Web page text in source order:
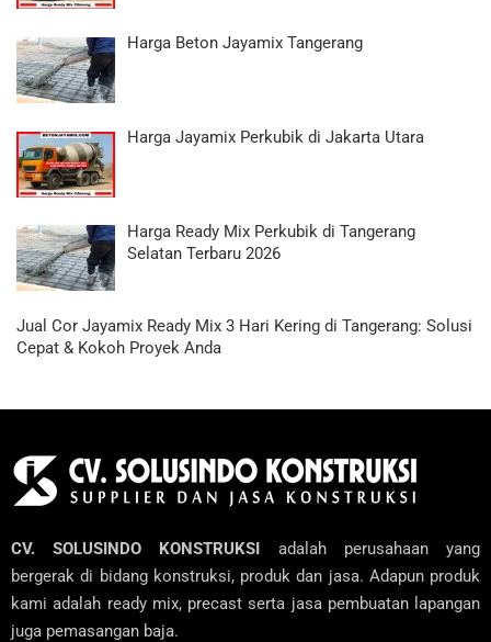
Harga Beton Jayamix Tangerang
Harga Jayamix Perkubik di Jakarta Utara
Harga Ready Mix Perkubik di Tangerang
Selatan Terbaru 2026
Jual Cor Jayamix Ready Mix 3 Hari Kering di Tangerang: Solusi
Cepat & Kokoh Proyek Anda
CV. SOLUSINDO KONSTRUKSI adalah perusahaan yang
bergerak di bidang konstruksi, produk dan jasa. Adapun produk
kami adalah ready mix, precast serta jasa pembuatan lapangan
juga pemasangan baja.